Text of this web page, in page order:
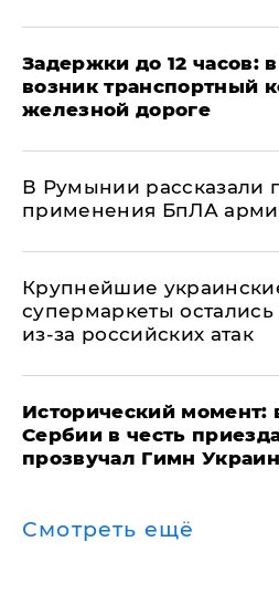
Задержки до 12 часов:
возник транспортный
железной дороге
В Румынии рассказали
применения БпЛА
Крупнейшие
супермаркеты остались
из-за российских атак
Исторический момент:
Сербии в честь
прозвучал Гимн
Смотреть ещё